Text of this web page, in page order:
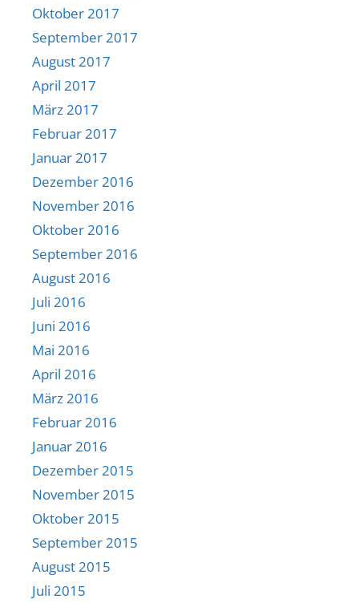
Oktober 2017
September 2017
August 2017
April 2017
März 2017
Februar 2017
Januar 2017
Dezember 2016
November 2016
Oktober 2016
September 2016
August 2016
Juli 2016
Juni 2016
Mai 2016
April 2016
März 2016
Februar 2016
Januar 2016
Dezember 2015
November 2015
Oktober 2015
September 2015
August 2015
Juli 2015